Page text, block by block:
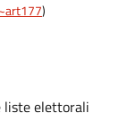
)
liste elettorali